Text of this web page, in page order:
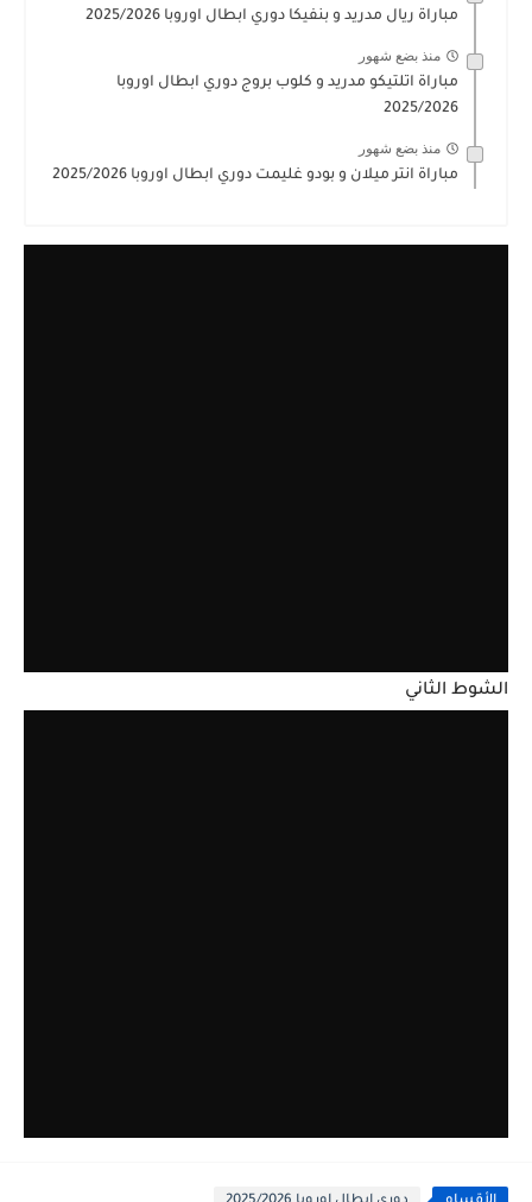
مباراة ريال مدريد و بنفيكا دوري ابطال اوروبا 2025/2026
منذ بضع شهور
مباراة اتلتيكو مدريد و كلوب بروج دوري ابطال اوروبا
2025/2026
منذ بضع شهور
مباراة انتر ميلان و بودو غليمت دوري ابطال اوروبا 2025/2026
الشوط الثاني